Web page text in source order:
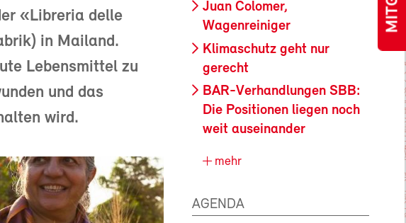
«Libreria delle
in Mailand.
Lebensmittel zu
und das
wird.
Juan Colomer,
Wagenreiniger
Klimaschutz geht nur
gerecht
BAR-Verhandlungen SBB:
Die Positionen liegen noch
weit auseinander
mehr
AGENDA